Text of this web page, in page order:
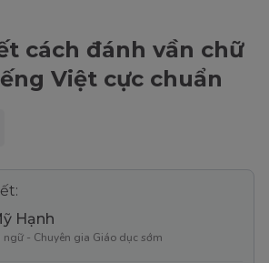
cách đánh vần chữ
Việt cực chuẩn
Hạnh
ngữ - Chuyên gia Giáo dục sớm